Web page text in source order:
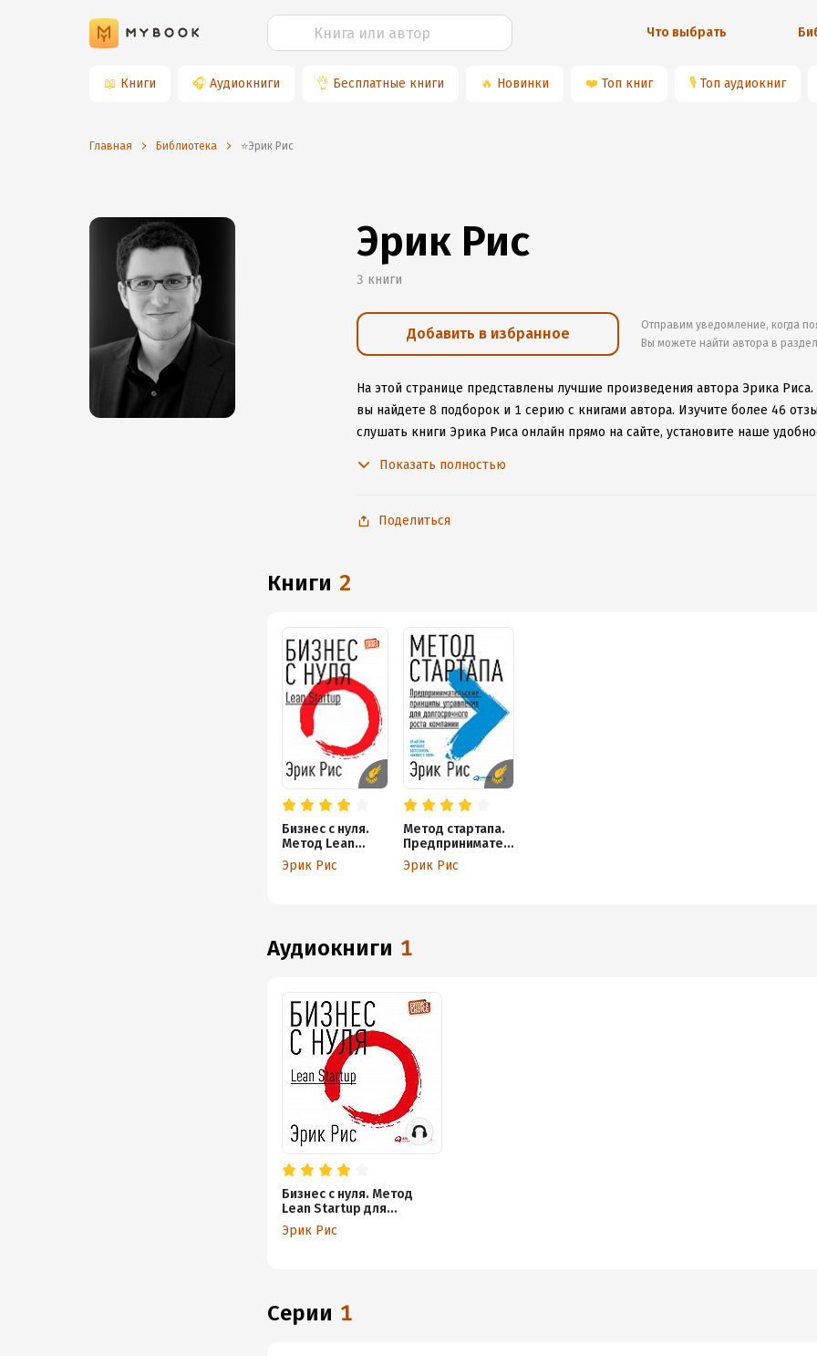
Что выбрать
📖 Книги 🎧 Аудиокниги 👌 Бесплатные книги 🔥 Новинки ❤️ Топ книг 🎙 Топ аудиокниг
Главная Библиотека ⭐️Эрик Рис
Эрик Рис
3 книги
Добавить в избранное
Отправим уведомление, когда
Вы можете найти автора в
На этой странице представлены лучшие произведения автора Эрика Риса.
вы найдете 8 подборок и 1 серию с книгами автора. Изучите более 46
слушать книги Эрика Риса онлайн прямо на сайте, установите наше
Показать полностью
Поделиться
книги 2
Бизнес с нуля.
Метод Lean
Startup для
быстрого
Эрик Рис
Метод стартапа.
Предпринимател
ьские принципы
управления для
Эрик Рис
аудиокниги 1
Бизнес с нуля. Метод
Lean Startup для
быстрого тестирования
идей и выбора бизнес-
Эрик Рис
Серии 1